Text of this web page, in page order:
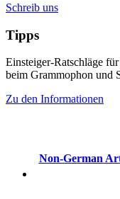
Schreib uns
Tipps
Einsteiger-Ratschläge
beim Grammophon und
Zu den Informationen
Non-German